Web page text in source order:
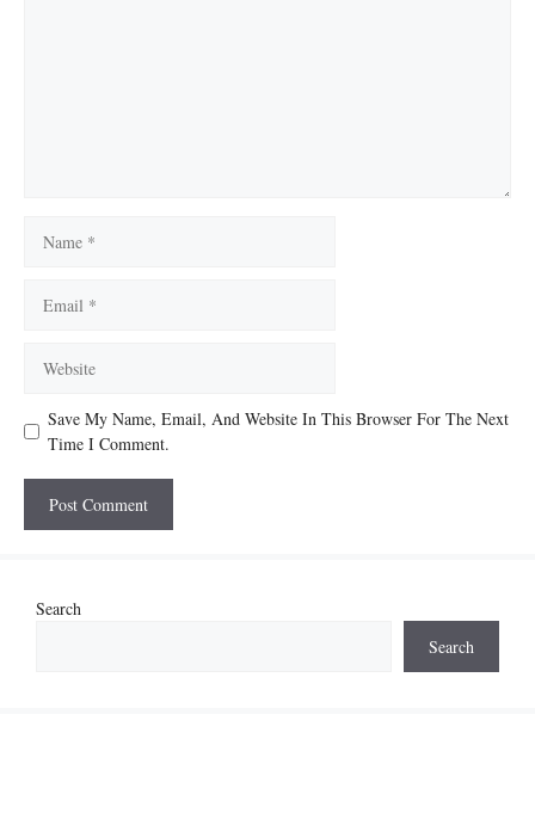
Save My Name, Email, And Website In This Browser For The Next
Time I Comment.
Search
Search